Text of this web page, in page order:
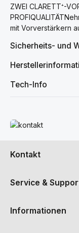
ZWEI CLARETT⁺-
mit Vorverstärkern
Sicherheits- und
Tech-Info
Mehr erfahren
Kontakt
Service &
Informationen